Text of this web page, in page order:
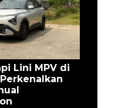
Lini MPV di